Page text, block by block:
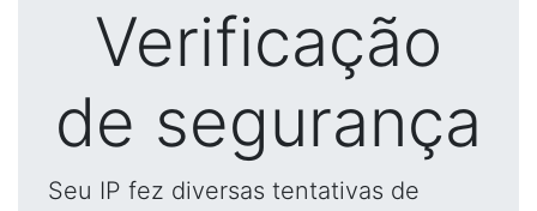
Verificação
de segurança
Seu IP fez diversas tentativas de